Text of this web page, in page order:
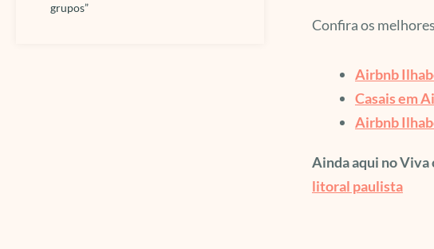
grupos”
Confira os
Airbnb
Casais em
Airbnb
Ainda aqui no Viva
litoral paulista